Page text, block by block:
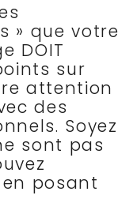
» que votre
DOIT
sur
attention
des
Soyez
sont pas
posant